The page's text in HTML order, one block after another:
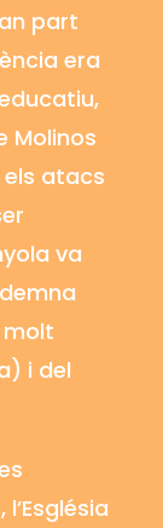
part
era
Molinos
els atacs
va
i del